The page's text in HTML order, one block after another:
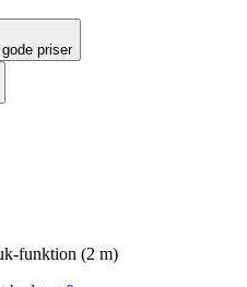
priser
funktion (2 m)